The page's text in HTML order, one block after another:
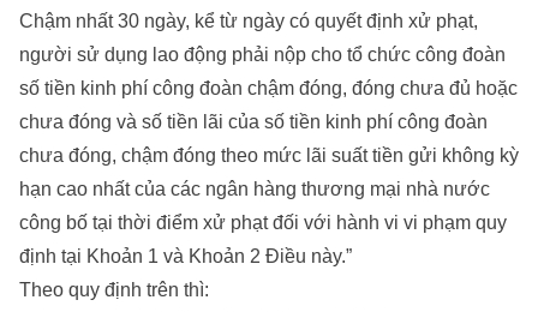
Chậm nhất 30 ngày, kể từ ngày có quyết định xử phạt,
người sử dụng lao động phải nộp cho tổ chức công đoàn
số tiền kinh phí công đoàn chậm đóng, đóng chưa đủ hoặc
chưa đóng và số tiền lãi của số tiền kinh phí công đoàn
chưa đóng, chậm đóng theo mức lãi suất tiền gửi không kỳ
hạn cao nhất của các ngân hàng thương mại nhà nước
công bố tại thời điểm xử phạt đối với hành vi vi phạm quy
định tại Khoản 1 và Khoản 2 Điều này.”
Theo quy định trên thì: